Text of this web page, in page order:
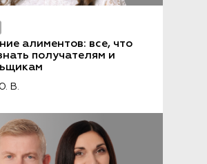
алиментов: все, что
получателям и
В.